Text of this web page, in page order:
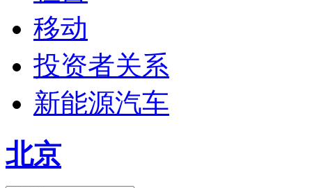
移动
投资者关系
新能源汽车
北京